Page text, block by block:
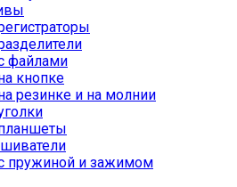
файлами
кнопке
резинке и на молнии
пружиной и зажимом